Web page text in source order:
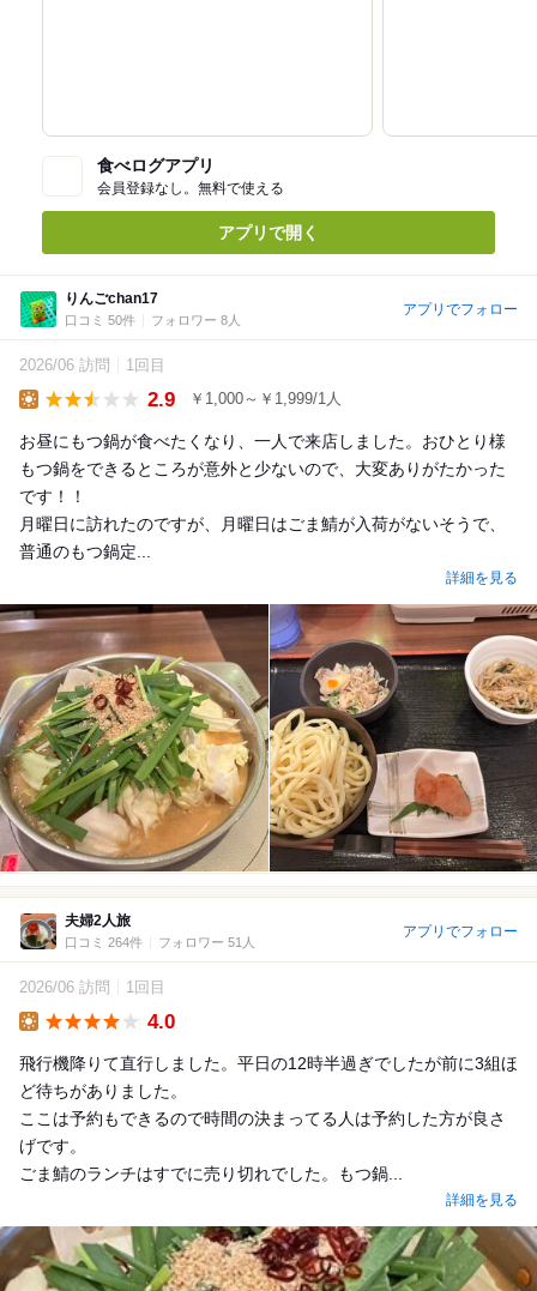
食べログアプリ
会員登録なし。無料で使える
アプリで開く
りんごchan17
口コミ 50件 フォロワー 8人
アプリでフォロー
2026/06 訪問 1回目
2.9 ￥1,000～￥1,999/1人
お昼にもつ鍋が食べたくなり、一人で来店しました。おひとり様
もつ鍋をできるところが意外と少ないので、大変ありがたかった
です！！
月曜日に訪れたのですが、月曜日はごま鯖が入荷がないそうで、
普通のもつ鍋定...
詳細を見る
夫婦2人旅
口コミ 264件 フォロワー 51人
アプリでフォロー
2026/06 訪問 1回目
4.0
飛行機降りて直行しました。平日の12時半過ぎでしたが前に3組ほ
ど待ちがありました。
ここは予約もできるので時間の決まってる人は予約した方が良さ
げです。
ごま鯖のランチはすでに売り切れでした。もつ鍋...
詳細を見る